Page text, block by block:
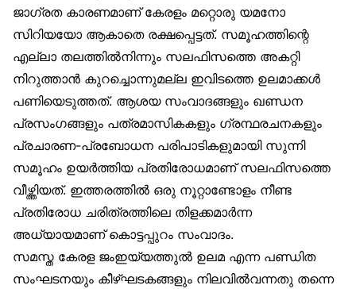
ജാഗ്രത കാരണമാണ് കേരളം മറ്റൊരു യമനോ
സിറിയയോ ആകാതെ രക്ഷപ്പെട്ടത്. സമൂഹത്തിന്റെ
എല്ലാ തലത്തിൽനിന്നും സലഫിസത്തെ അകറ്റി
നിറുത്താൻ കുറച്ചൊന്നുമല്ല ഇവിടത്തെ ഉലമാക്കൾ
പണിയെടുത്തത്. ആശയ സംവാദങ്ങളും ഖണ്ഡന
പ്രസംഗങ്ങളും പത്രമാസികകളും ഗ്രന്ഥരചനകളും
പ്രചാരണ-പ്രബോധന പരിപാടികളുമായി സുന്നി
സമൂഹം ഉയർത്തിയ പ്രതിരോധമാണ് സലഫിസത്തെ
വീഴ്ത്തിയത്. ഇത്തരത്തിൽ ഒരു നൂറ്റാണ്ടോളം നീണ്ട
പ്രതിരോധ ചരിത്രത്തിലെ തിളക്കമാർന്ന
അധ്യായമാണ് കൊട്ടപ്പുറം സംവാദം.
സമസ്ത കേരള ജംഇയ്യത്തുൽ ഉലമ എന്ന പണ്ഡിത
സംഘടനയും കീഴ്ഘടകങ്ങളും നിലവിൽവന്നതു തന്നെ